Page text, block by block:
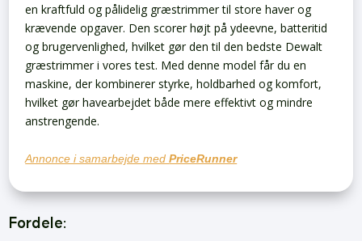
en kraftfuld og pålidelig græstrimmer til store haver og
krævende opgaver. Den scorer højt på ydeevne, batteritid
og brugervenlighed, hvilket gør den til den bedste Dewalt
græstrimmer i vores test. Med denne model får du en
maskine, der kombinerer styrke, holdbarhed og komfort,
hvilket gør havearbejdet både mere effektivt og mindre
anstrengende.
Annonce i samarbejde medPriceRunner
Fordele: